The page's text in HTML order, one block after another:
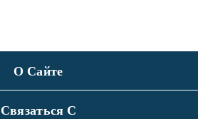
О Сайте
Связаться С